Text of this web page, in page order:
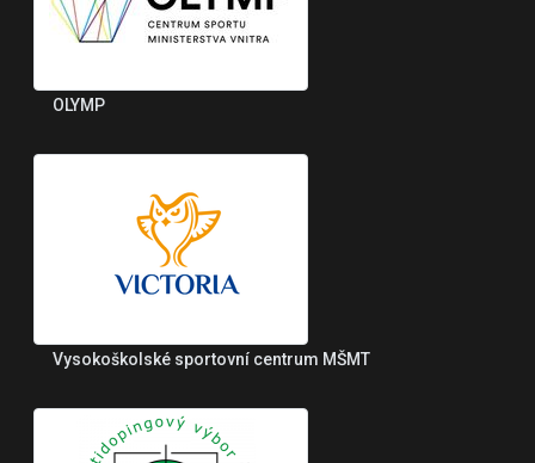
OLYMP
Vysokoškolské sportovní centrum MŠMT